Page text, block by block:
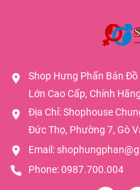
Shop Hưng Phấn Bán
Lớn Cao Cấp, Chính
Địa Chỉ: Shophouse
Đức Thọ, Phường 7, Gò
Email:
Phone:0987.700.004